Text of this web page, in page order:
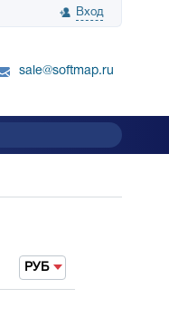
Вход
SoftMap за помощь в
sale@softmap.ru
РУБ